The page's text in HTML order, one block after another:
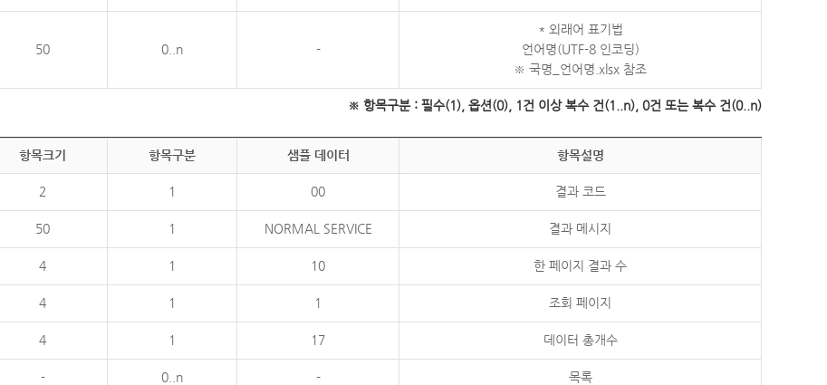
50 0..n -
* 외래어 표기법
언어명(UTF-8 인코딩)
※ 국명_언어명.xlsx 참조
※ 항목구분 : 필수(1), 옵션(0), 1건 이상 복수 건(1..n), 0건 또는 복수 건(0..n)
항목크기 항목구분 샘플 데이터 항목설명
2 1 00 결과 코드
50 1 NORMAL SERVICE 결과 메시지
4 1 10 한 페이지 결과 수
4 1 1 조회 페이지
4 1 17 데이터 총개수
- 0..n - 목록